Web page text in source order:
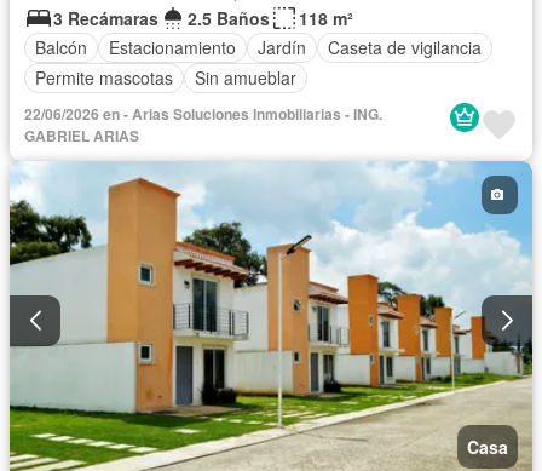
3 Recámaras
2.5 Baños
118 m²
Balcón
Estacionamiento Jardín
Caseta de vigilancia
Permite mascotas
Sin amueblar
22/06/2026 en - Arias Soluciones Inmobiliarias - ING.
GABRIEL ARIAS
Casa